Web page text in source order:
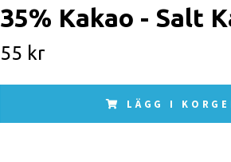
35% Kakao - Salt
55 kr
LÄGG I